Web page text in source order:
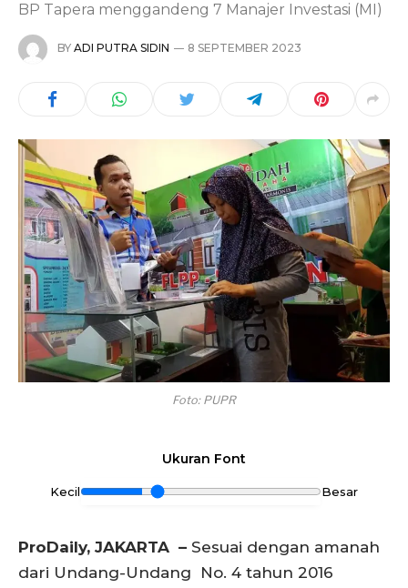
BP Tapera menggandeng 7 Manajer Investasi (MI)
BY ADI PUTRA SIDIN 8 SEPTEMBER 2023
Foto: PUPR
Ukuran Font
Kecil Besar
ProDaily, JAKARTA – Sesuai dengan amanah
dari Undang-Undang No. 4 tahun 2016